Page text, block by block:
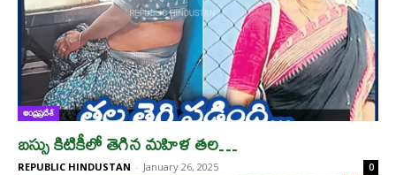
ఆంధ్రప్రదేశ్
బస్సు కిటికీలో తెగిన మహిళ తల…
REPUBLIC HINDUSTAN - January 26, 2025 0